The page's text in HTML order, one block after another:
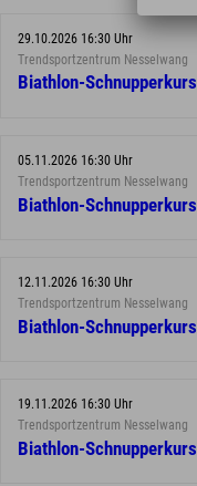
29.10.2026 16:30 Uhr
Trendsportzentrum Nesselwang
Biathlon-Schnupperkurs
05.11.2026 16:30 Uhr
Trendsportzentrum Nesselwang
Biathlon-Schnupperkurs
12.11.2026 16:30 Uhr
Trendsportzentrum Nesselwang
Biathlon-Schnupperkurs
19.11.2026 16:30 Uhr
Trendsportzentrum Nesselwang
Biathlon-Schnupperkurs